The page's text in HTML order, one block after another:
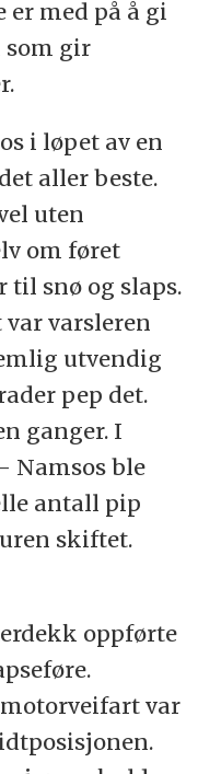
er med på å gi
gir
i løpet av en
aller beste.
uten
om føret
til snø og slaps.
varsleren
utvendig
pep det.
ganger. I
Namsos ble
antall pip
skiftet.
oppførte
var